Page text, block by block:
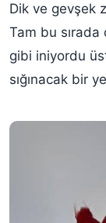
Dik ve gevşek
Tam bu sırada
gibi iniyordu
sığınacak bir